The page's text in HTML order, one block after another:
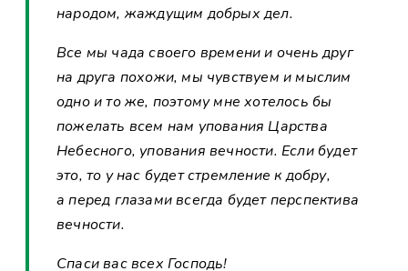
народом, жаждущим добрых дел.
Все мы чада своего времени и очень друг
на друга похожи, мы чувствуем и мыслим
одно и то же, поэтому мне хотелось бы
пожелать всем нам упования Царства
Небесного, упования вечности. Если будет
это, то у нас будет стремление к добру,
а перед глазами всегда будет перспектива
вечности.
Спаси вас всех Господь!